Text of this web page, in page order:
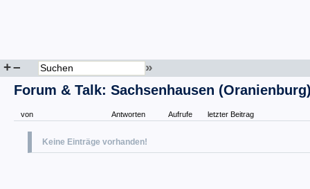
+– »
Forum & Talk: Sachsenhausen
von Antworten Aufrufe letzter Beitrag
Keine Einträge vorhanden!